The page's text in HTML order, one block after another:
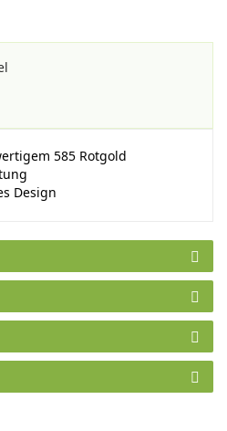
585 Rotgold
Design